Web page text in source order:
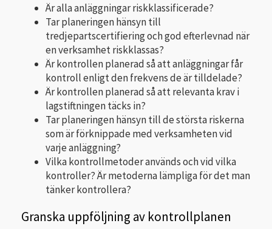
Är alla anläggningar riskklassificerade?
Tar planeringen hänsyn till
tredjepartscertifiering och god efterlevnad när
en verksamhet riskklassas?
Är kontrollen planerad så att anläggningar får
kontroll enligt den frekvens de är tilldelade?
Är kontrollen planerad så att relevanta krav i
lagstiftningen täcks in?
Tar planeringen hänsyn till de största riskerna
som är förknippade med verksamheten vid
varje anläggning?
Vilka kontrollmetoder används och vid vilka
kontroller? Är metoderna lämpliga för det man
tänker kontrollera?
Granska uppföljning av kontrollplanen